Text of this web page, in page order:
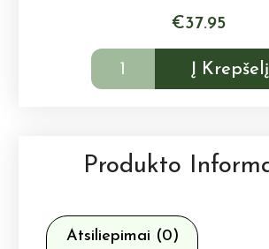
€37.95
Į Krepšelį
Produkto
Atsiliepimai (0)